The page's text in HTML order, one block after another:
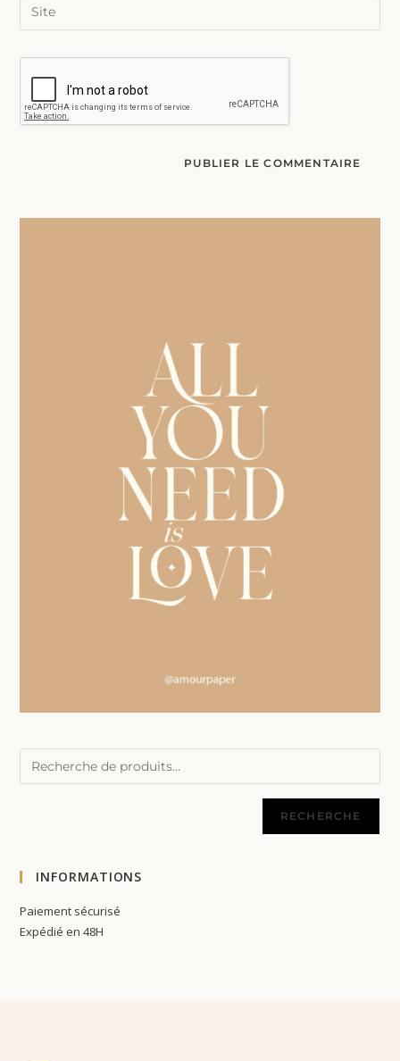
RECHERCHE
INFORMATIONS
Paiement sécurisé
Expédié en 48H